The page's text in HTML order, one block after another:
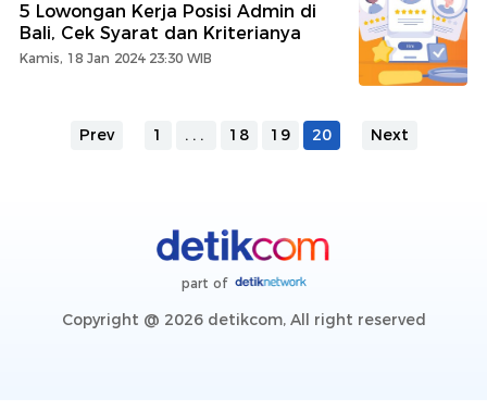
5 Lowongan Kerja Posisi Admin di
Bali, Cek Syarat dan Kriterianya
Kamis, 18 Jan 2024 23:30 WIB
Prev 1 ... 18 19 20 Next
part of
Copyright @ 2026 detikcom, All right reserved